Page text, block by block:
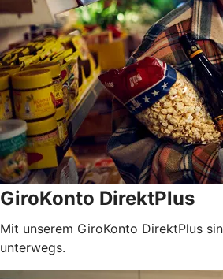
GiroKonto DirektPlus
Mit unserem GiroKonto DirektPlus
unterwegs.